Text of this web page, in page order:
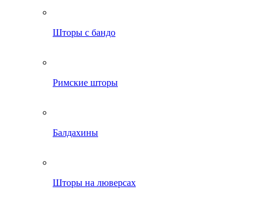
Шторы с бандо
Римские шторы
Балдахины
Шторы на люверсах